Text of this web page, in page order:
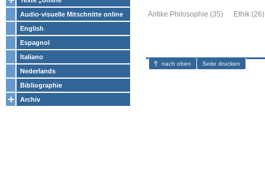
Audio-visuelle Mitschnitte online
English
Espagnol
Italiano
Nederlands
Bibliographie
Archiv
Antike Philosophie (35) Ethik (26)
nach oben Seite drucken